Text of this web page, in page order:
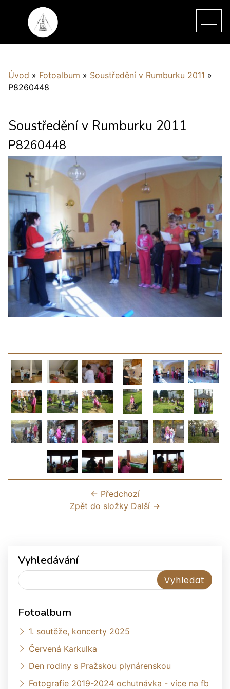
Úvod » Fotoalbum » Soustředění v Rumburku 2011 »
P8260448
Soustředění v Rumburku 2011
P8260448
← Předchozí
Zpět do složky Další →
Vyhledávání
Fotoalbum
1. soutěže, koncerty 2025
Červená Karkulka
Den rodiny s Pražskou plynárenskou
Fotografie 2019-2024 ochutnávka - více na fb